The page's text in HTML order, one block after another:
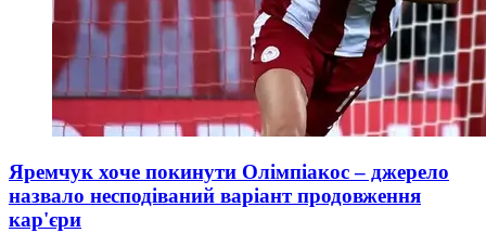
Яремчук хоче покинути Олімпіакос – джерело
назвало несподіваний варіант продовження
кар'єри